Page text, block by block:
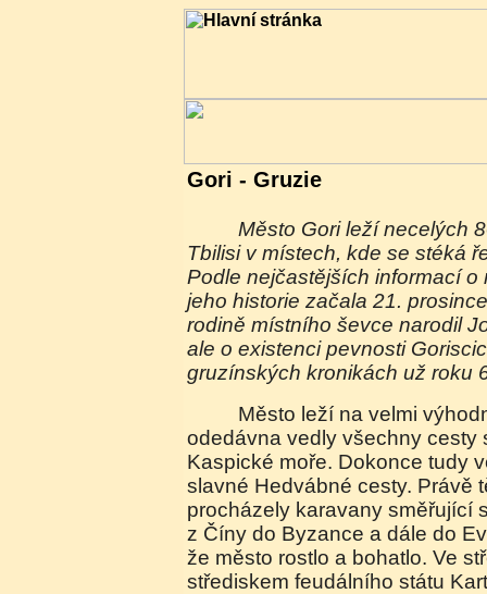
Gori - Gruzie
Město Gori leží necelých 80 km na západ od
Tbilisi v místech, kde se stéká
Podle nejčastějších informací o
jeho historie začala 21.
rodině místního ševce narodil
ale o existenci pevnosti
gruzínských kronikách už roku
Město leží na velmi výhodném místě, kudy
odedávna vedly všechny cesty
Kaspické moře. Dokonce tudy
slavné Hedvábné cesty. Právě
procházely karavany směřující
z Číny do Byzance a dále do
že město rostlo a bohatlo. Ve
střediskem feudálního státu